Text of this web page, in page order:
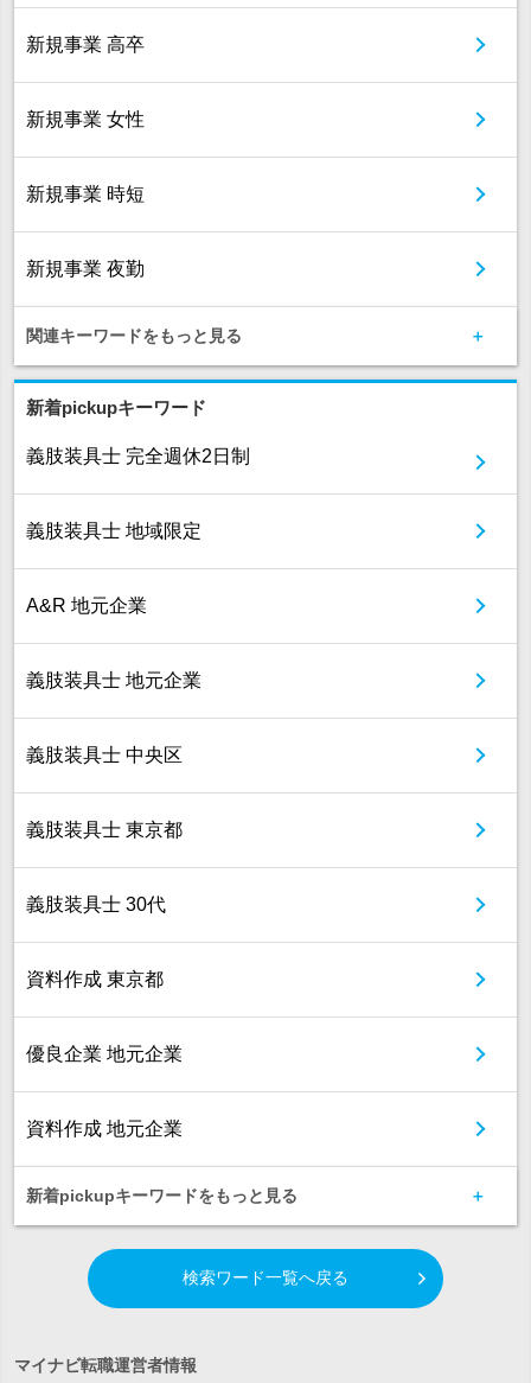
新規事業 高卒
新規事業 女性
新規事業 時短
新規事業 夜勤
関連キーワードをもっと見る
新着pickupキーワード
義肢装具士 完全週休2日制
義肢装具士 地域限定
A&R 地元企業
義肢装具士 地元企業
義肢装具士 中央区
義肢装具士 東京都
義肢装具士 30代
資料作成 東京都
優良企業 地元企業
資料作成 地元企業
新着pickupキーワードをもっと見る
検索ワード一覧へ戻る
マイナビ転職運営者情報